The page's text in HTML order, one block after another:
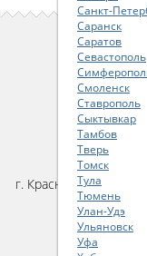
г. Краснодар, ул. им.
Санкт-
Саранск
Саратов
Севастополь
Смоленск
Ставрополь
Сыктывкар
Тамбов
Тверь
Томск
Тула
Тюмень
Улан-Удэ
Ульяновск
Уфа